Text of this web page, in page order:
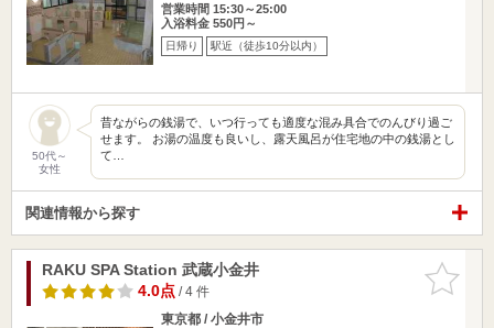
営業時間 15:30～25:00
入浴料金 550円～
日帰り 駅近（徒歩10分以内）
50代～
女性
昔ながらの銭湯で、いつ行っても適度な混み具合でのんびり過ご
せます。 お湯の温度も良いし、露天風呂が住宅地の中の銭湯とし
て…
関連情報から探す
お気に入
りに追加
RAKU SPA Station 武蔵小金井
4.0点/ 4 件
東京都 / 小金井市